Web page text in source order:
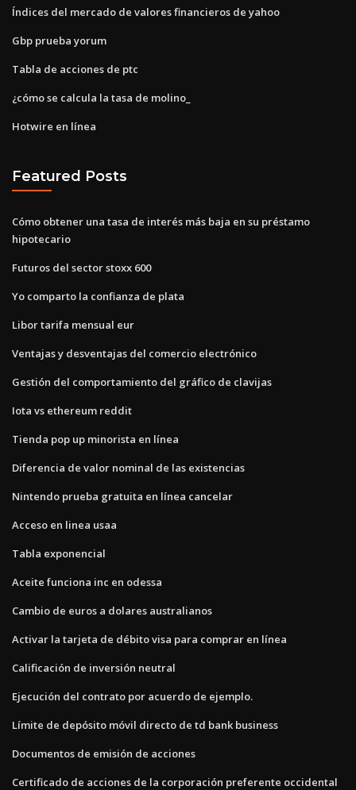
Índices del mercado de valores financieros de yahoo
Gbp prueba yorum
Tabla de acciones de ptc
¿cómo se calcula la tasa de molino_
Hotwire en línea
Featured Posts
Cómo obtener una tasa de interés más baja en su préstamo
hipotecario
Futuros del sector stoxx 600
Yo comparto la confianza de plata
Libor tarifa mensual eur
Ventajas y desventajas del comercio electrónico
Gestión del comportamiento del gráfico de clavijas
Iota vs ethereum reddit
Tienda pop up minorista en línea
Diferencia de valor nominal de las existencias
Nintendo prueba gratuita en línea cancelar
Acceso en linea usaa
Tabla exponencial
Aceite funciona inc en odessa
Cambio de euros a dolares australianos
Activar la tarjeta de débito visa para comprar en línea
Calificación de inversión neutral
Ejecución del contrato por acuerdo de ejemplo.
Límite de depósito móvil directo de td bank business
Documentos de emisión de acciones
Certificado de acciones de la corporación preferente occidental